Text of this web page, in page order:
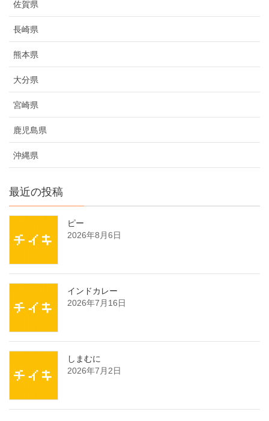
佐賀県
長崎県
熊本県
大分県
宮崎県
鹿児島県
沖縄県
最近の投稿
ピー
2026年8月6日
インドカレー
2026年7月16日
しまむに
2026年7月2日